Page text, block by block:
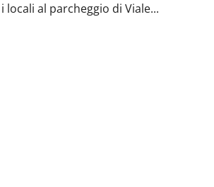
locali al parcheggio di Viale...